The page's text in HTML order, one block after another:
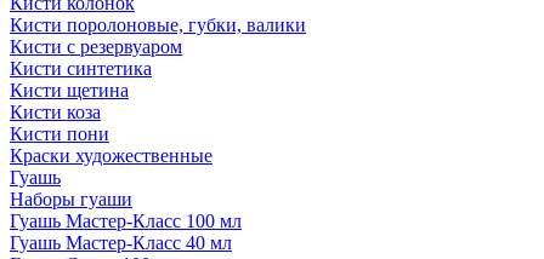
Кисти поролоновые, губки, валики
Кисти с резервуаром
Кисти синтетика
Кисти щетина
Кисти коза
Кисти пони
Краски художественные
Гуашь
Наборы гуаши
Гуашь Мастер-Класс 100 мл
Гуашь Мастер-Класс 40 мл